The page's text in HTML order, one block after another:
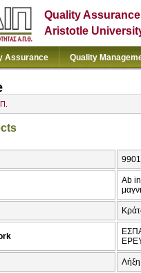
Quality
Aristotle
Assurance Quality
Ab
Λήξη